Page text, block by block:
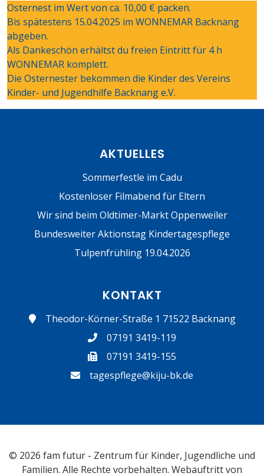
Osternest im Wert von ca. 10,00 € packen.
Bis spätestens 15.04.2025 im WONNEMAR Backnang
abgeben.
Als Dankeschön erhältst du freien Eintritt für 4 h
WONNEMAR komplett.
Die Osternester bekommen die Kinder des Vereins
Kinder- und Jugendhilfe Backnang e.V.
AKTUELLES
Sommerfestle im Cadu
Kostenloser Filmabend für Eltern
Wir sind beim Oldtimer-Markt Oppenweiler
Bundesweiter Aktionstag Kindertagespflege
Tulpenfrühling 19.04.2026
KONTAKT
Theodor-Körner-Straße 1 71522 Backnang
07191 3419-119
07191 3419-155
tagespflege@kiju-bk.de
© 2026 fam futur - Zentrum für Kinder, Jugendliche und
Familien. Alle Rechte vorbehalten. Webauftritt von